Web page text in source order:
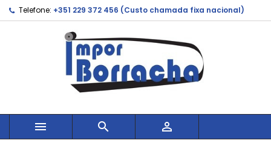
Telefone: +351 229 372 456 (Custo chamada fixa nacional)
  